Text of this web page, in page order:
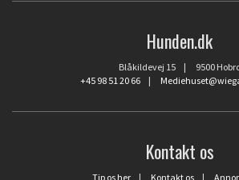
Hunden.dk
Blåkildevej 15 | 9500
+45 98 51 20 66|
Kontakt os
Tip os her | Kontakt os |